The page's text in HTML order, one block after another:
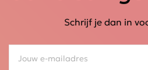
Schrijf je dan in